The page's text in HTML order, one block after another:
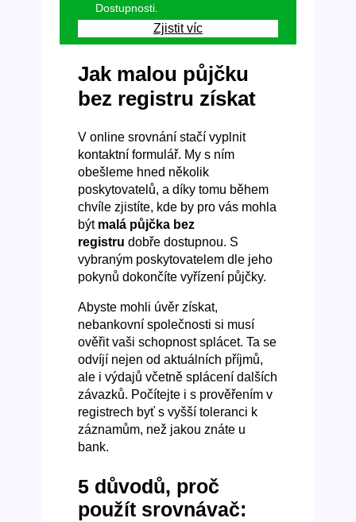
Dostupnosti.
Zjistit víc
Jak malou půjčku
bez registru získat
V online srovnání stačí vyplnit
kontaktní formulář. My s ním
obešleme hned několik
poskytovatelů, a díky tomu během
chvíle zjistíte, kde by pro vás mohla
být malá půjčka bez
registru dobře dostupnou. S
vybraným poskytovatelem dle jeho
pokynů dokončíte vyřízení půjčky.
Abyste mohli úvěr získat,
nebankovní společnosti si musí
ověřit vaši schopnost splácet. Ta se
odvíjí nejen od aktuálních příjmů,
ale i výdajů včetně splácení dalších
závazků. Počítejte i s prověřením v
registrech byť s vyšší toleranci k
záznamům, než jakou znáte u
bank.
5 důvodů, proč
použít srovnávač: